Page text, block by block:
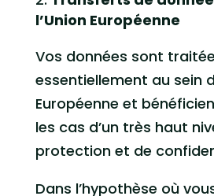
l’Union Européenne
Vos données sont
essentiellement au sein
Européenne et
les cas d’un très haut
protection et de
Dans l’hypothèse où